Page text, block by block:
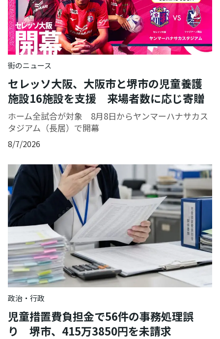
街のニュース
セレッソ大阪、大阪市と堺市の児童養護
施設16施設を支援 来場者数に応じ寄贈
ホーム全試合が対象 8月8日からヤンマーハナサカス
タジアム（長居）で開幕
8/7/2026
政治・行政
児童措置費負担金で56件の事務処理誤
り 堺市、415万3850円を未請求